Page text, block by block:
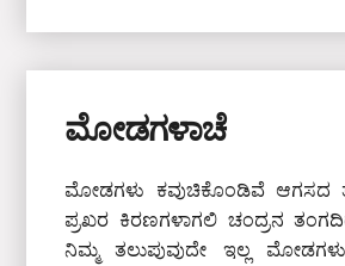
ಮೋಡಗಳಾಚೆ
ಮೋಡಗಳು ಕವುಚಿಕೊಂಡಿವೆ ಆಗಸದ
ಪ್ರಖರ ಕಿರಣಗಳಾಗಲಿ ಚಂದ್ರನ
ನಿಮ್ಮ ತಲುಪುವುದೇ ಇಲ್ಲ